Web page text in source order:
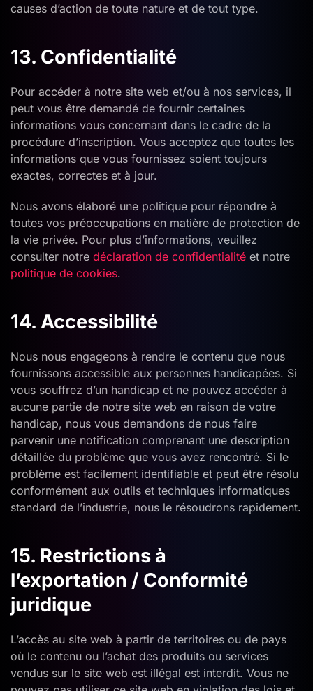
causes d’action de toute nature et de tout type.
13. Confidentialité
Pour accéder à notre site web et/ou à nos services, il
peut vous être demandé de fournir certaines
informations vous concernant dans le cadre de la
procédure d’inscription. Vous acceptez que toutes les
informations que vous fournissez soient toujours
exactes, correctes et à jour.
Nous avons élaboré une politique pour répondre à
toutes vos préoccupations en matière de protection de
la vie privée. Pour plus d’informations, veuillez
consulter notre déclaration de confidentialité et notre
politique de cookies.
14. Accessibilité
Nous nous engageons à rendre le contenu que nous
fournissons accessible aux personnes handicapées. Si
vous souffrez d’un handicap et ne pouvez accéder à
aucune partie de notre site web en raison de votre
handicap, nous vous demandons de nous faire
parvenir une notification comprenant une description
détaillée du problème que vous avez rencontré. Si le
problème est facilement identifiable et peut être résolu
conformément aux outils et techniques informatiques
standard de l’industrie, nous le résoudrons rapidement.
15. Restrictions à
l’exportation / Conformité
juridique
L’accès au site web à partir de territoires ou de pays
où le contenu ou l’achat des produits ou services
vendus sur le site web est illégal est interdit. Vous ne